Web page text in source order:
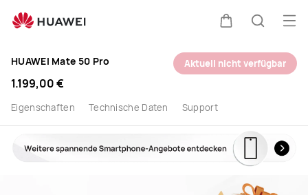
HUAWEI
Mate50
Pro
im
offiziellen
HUAWEI Mate 50 Pro
Eigenschaften Technische Daten Support
1.199,00 €
Aktuell nicht verfügbar